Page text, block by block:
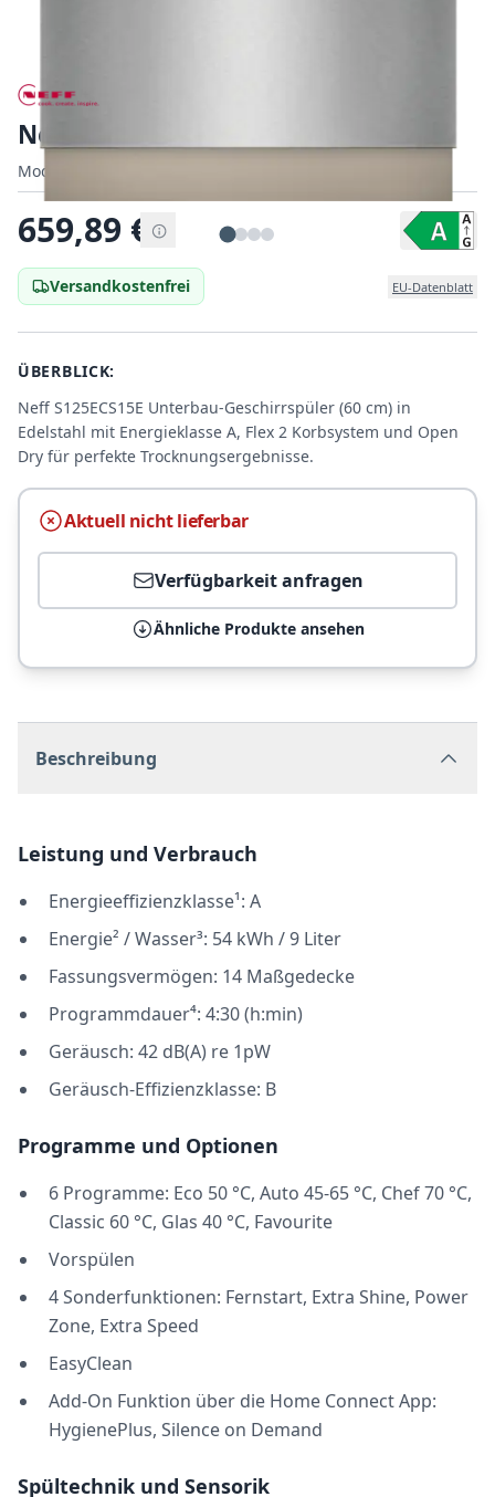
Neff S125ECS15E
Modell:
Modell:
659,89 €
Versandkostenfrei EU-Datenblatt
ÜBERBLICK:
Neff S125ECS15E Unterbau-Geschirrspüler (60 cm) in
Edelstahl mit Energieklasse A, Flex 2 Korbsystem und Open
Dry für perfekte Trocknungsergebnisse.
Aktuell nicht lieferbar
Verfügbarkeit anfragen
Ähnliche Produkte ansehen
Beschreibung
Leistung und Verbrauch
Energieeffizienzklasse¹: A
Energie² / Wasser³: 54 kWh / 9 Liter
Fassungsvermögen: 14 Maßgedecke
Programmdauer⁴: 4:30 (h:min)
Geräusch: 42 dB(A) re 1pW
Geräusch-Effizienzklasse: B
Programme und Optionen
6 Programme: Eco 50 °C, Auto 45-65 °C, Chef 70 °C,
Classic 60 °C, Glas 40 °C, Favourite
Vorspülen
4 Sonderfunktionen: Fernstart, Extra Shine, Power
Zone, Extra Speed
EasyClean
Add-On Funktion über die Home Connect App:
HygienePlus, Silence on Demand
Spültechnik und Sensorik